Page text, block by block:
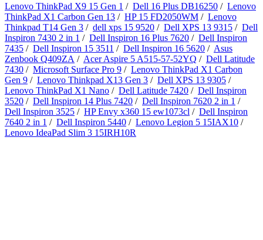
Lenovo ThinkPad X9 15 Gen 1 / Dell 16 Plus DB16250 / Lenovo
ThinkPad X1 Carbon Gen 13 / HP 15 FD2050WM / Lenovo
Thinkpad T14 Gen 3 / dell xps 15 9520 / Dell XPS 13 9315 / Dell
Inspiron 7430 2 in 1 / Dell Inspiron 16 Plus 7620 / Dell Inspiron
7435 / Dell Inspiron 15 3511 / Dell Inspiron 16 5620 / Asus
Zenbook Q409ZA / Acer Aspire 5 A515-57-52YQ / Dell Latitude
7430 / Microsoft Surface Pro 9 / Lenovo ThinkPad X1 Carbon
Gen 9 / Lenovo Thinkpad X13 Gen 3 / Dell XPS 13 9305 /
Lenovo ThinkPad X1 Nano / Dell Latitude 7420 / Dell Inspiron
3520 / Dell Inspiron 14 Plus 7420 / Dell Inspiron 7620 2 in 1 /
Dell Inspiron 3525 / HP Envy x360 15 ew1073cl / Dell Inspiron
7640 2 in 1 / Dell Inspiron 5440 / Lenovo Legion 5 15IAX10 /
Lenovo IdeaPad Slim 3 15IRH10R